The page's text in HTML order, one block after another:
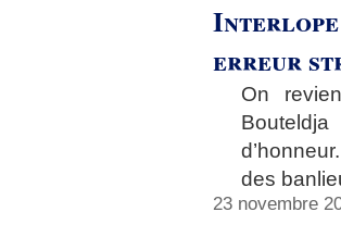
Interlope
erreur
On
des
23 novembre